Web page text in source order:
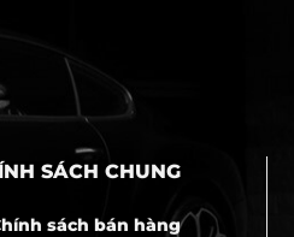
SÁCH CHUNG
sách bán hàng